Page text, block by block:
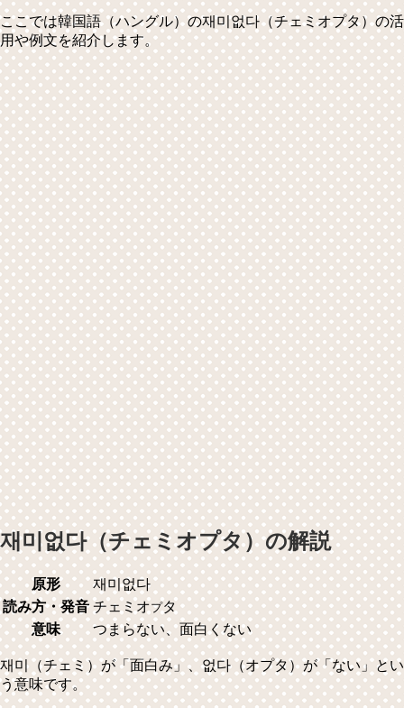
ここでは韓国語（ハングル）の재미없다（チェミオプタ）の活
用や例文を紹介します。
재미없다（チェミオプタ）の解説
原形
재미없다
読み方・発音 チェミオプタ
意味
つまらない、面白くない
재미（チェミ）が「面白み」、없다（オプタ）が「ない」とい
う意味です。